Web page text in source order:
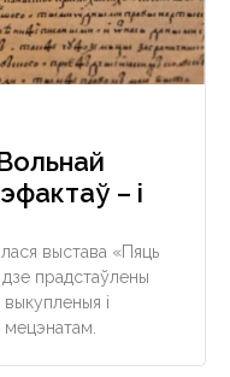
– і
выстава «Пяць
дзе прадстаўлены
выкупленыя і
мецэнатам.